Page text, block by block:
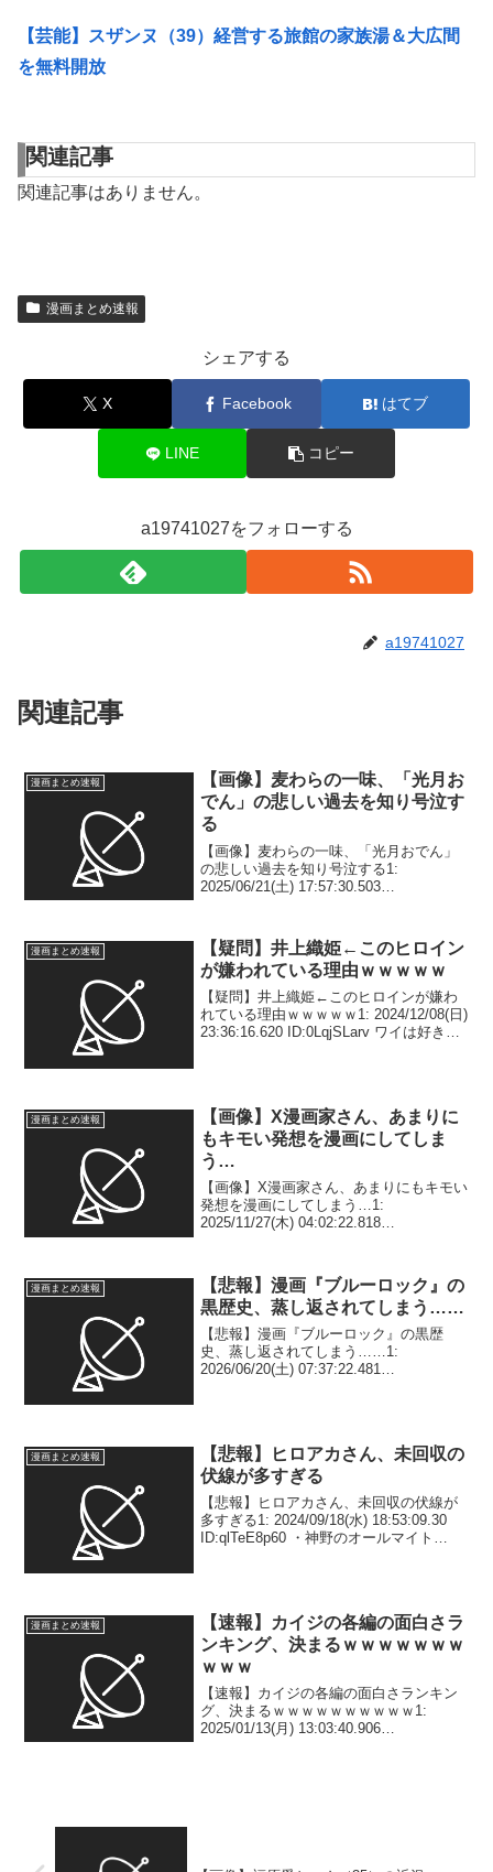
【芸能】スザンヌ（39）経営する旅館の家族湯＆大広間
を無料開放
関連記事
関連記事はありません。
漫画まとめ速報
シェアする
X Facebook はてブ
LINE コピー
a19741027をフォローする
a19741027
関連記事
漫画まとめ速報
【画像】麦わらの一味、「光月お
でん」の悲しい過去を知り号泣す
る
【画像】麦わらの一味、「光月おでん」
の悲しい過去を知り号泣する1:
2025/06/21(土) 17:57:30.503
漫画まとめ速報
【疑問】井上織姫←このヒロイン
が嫌われている理由ｗｗｗｗｗ
【疑問】井上織姫←このヒロインが嫌わ
れている理由ｗｗｗｗｗ1: 2024/12/08(日)
23:36:16.620 ID:0LqjSLarv ワイは好きな
漫画まとめ速報
【画像】X漫画家さん、あまりに
もキモい発想を漫画にしてしま
う…
【画像】X漫画家さん、あまりにもキモい
発想を漫画にしてしまう…1:
2025/11/27(木) 04:02:22.818
漫画まとめ速報
【悲報】漫画『ブルーロック』の
黒歴史、蒸し返されてしまう……
【悲報】漫画『ブルーロック』の黒歴
史、蒸し返されてしまう……1:
2026/06/20(土) 07:37:22.481
漫画まとめ速報
【悲報】ヒロアカさん、未回収の
伏線が多すぎる
【悲報】ヒロアカさん、未回収の伏線が
多すぎる1: 2024/09/18(水) 18:53:09.30
ID:qlTeE8p60 ・神野のオールマイト
漫画まとめ速報
【速報】カイジの各編の面白さラ
ンキング、決まるｗｗｗｗｗｗｗ
ｗｗｗ
【速報】カイジの各編の面白さランキン
グ、決まるｗｗｗｗｗｗｗｗｗｗ1:
2025/01/13(月) 13:03:40.906